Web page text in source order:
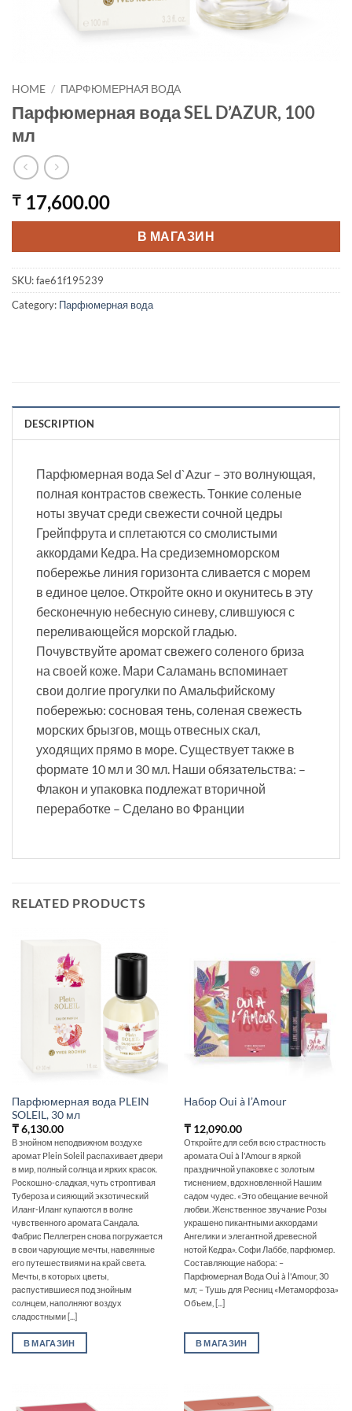
HOME / ПАРФЮМЕРНАЯ ВОДА
Парфюмерная вода SEL D’AZUR, 100
мл
₸ 17,600.00
В МАГАЗИН
SKU:fae61f195239
Category: Парфюмерная вода
DESCRIPTION
Парфюмерная вода Sel d`Azur – это волнующая,
полная контрастов свежесть. Тонкие соленые
ноты звучат среди свежести сочной цедры
Грейпфрута и сплетаются со смолистыми
аккордами Кедра. На средиземноморском
побережье линия горизонта сливается с морем
в единое целое. Откройте окно и окунитесь в эту
бесконечную небесную синеву, слившуюся с
переливающейся морской гладью.
Почувствуйте аромат свежего соленого бриза
на своей коже. Мари Саламань вспоминает
свои долгие прогулки по Амальфийскому
побережью: сосновая тень, соленая свежесть
морских брызгов, мощь отвесных скал,
уходящих прямо в море. Существует также в
формате 10 мл и 30 мл. Наши обязательства: –
Флакон и упаковка подлежат вторичной
переработке – Сделано во Франции
RELATED PRODUCTS
Парфюмерная вода PLEIN
SOLEIL, 30 мл
₸6,130.00
В знойном неподвижном воздухе
аромат Plein Soleil распахивает двери
в мир, полный солнца и ярких красок.
Роскошно-сладкая, чуть строптивая
Тубероза и сияющий экзотический
Иланг-Иланг купаются в волне
чувственного аромата Сандала.
Фабрис Пеллегрен снова погружается
в свои чарующие мечты, навеянные
его путешествиями на край света.
Мечты, в которых цветы,
распустившиеся под знойным
солнцем, наполняют воздух
сладостными [...]
В МАГАЗИН
Набор Oui à l’Amour
₸12,090.00
Откройте для себя всю страстность
аромата Oui à l'Amour в яркой
праздничной упаковке с золотым
тиснением, вдохновленной Нашим
садом чудес. «Это обещание вечной
любви. Женственное звучание Розы
украшено пикантными аккордами
Ангелики и элегантной древесной
нотой Кедра». Софи Лаббе, парфюмер.
Составляющие набора: –
Парфюмерная Вода Oui à l'Amour, 30
мл; – Тушь для Ресниц «Метаморфоза»
Объем, [...]
В МАГАЗИН